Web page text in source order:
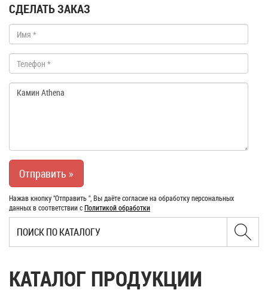
СДЕЛАТЬ ЗАКАЗ
Нажав кнопку "Отправить ", Вы даёте согласие на обработку персональных
данных в соответствии сПолитикой обработки
КАТАЛОГ ПРОДУКЦИИ